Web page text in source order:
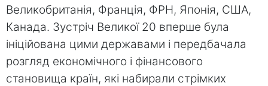
Великобританія, Франція, ФРН, Японія, США,
Канада. Зустріч Великої 20 вперше була
ініційована цими державами і передбачала
розгляд економічного і фінансового
становища країн, які набирали стрімких